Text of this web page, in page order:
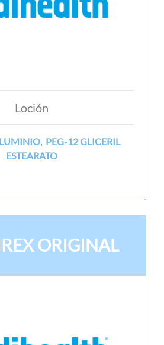
Loción
PEG-12 GLICERIL
ESTEARATO
ORIGINAL